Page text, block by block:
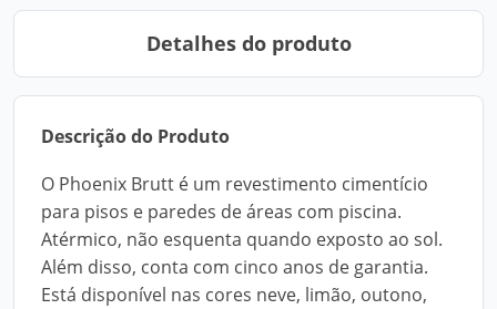
Detalhes do produto
Descrição do Produto
O Phoenix Brutt é um revestimento cimentício
para pisos e paredes de áreas com piscina.
Atérmico, não esquenta quando exposto ao sol.
Além disso, conta com cinco anos de garantia.
Está disponível nas cores neve, limão, outono,